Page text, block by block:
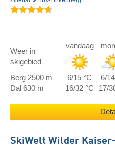
Weer in
skigebied
vandaag
Berg 2500 m 6/15 °C 6/
Dal 630 m
16/32 °C 17/
SkiWelt Wilder